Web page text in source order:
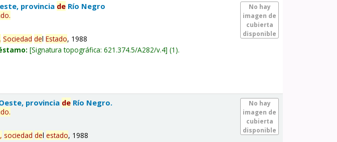
No hay
imagen de
cubierta
disponible
provincia de Río Negro
.
Sociedad delEstado, 1988
Signatura topográfica:621.374.5/A282/v.4 (1).
No hay
imagen de
cubierta
disponible
provincia de Río Negro.
.
sociedad delestado, 1988